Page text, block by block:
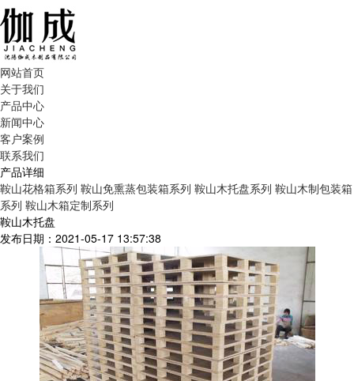
网站首页
关于我们
产品中心
新闻中心
客户案例
联系我们
产品详细
鞍山花格箱系列 鞍山免熏蒸包装箱系列 鞍山木托盘系列 鞍山木制包装箱
系列 鞍山木箱定制系列
鞍山木托盘
发布日期：2021-05-17 13:57:38